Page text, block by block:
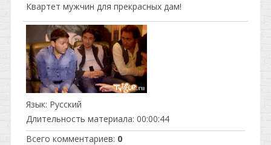
Квартет мужчин для прекрасных дам!
Язык: Русский
Длительность материала: 00:00:44
Всего комментариев: 0